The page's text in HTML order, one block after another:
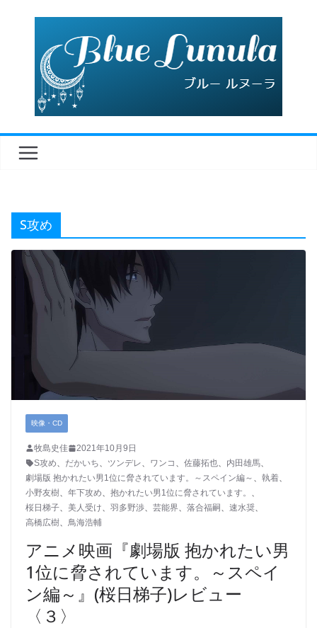
S攻め
映像・CD
牧島史佳
2021年10月9日
S攻め
だかいち ツンデレ ワンコ 佐藤拓也 内田雄馬
劇場版 抱かれたい男1位に脅されています。～スペイン編～
執着
小野友樹
年下攻め 抱かれたい男1位に脅されています。
桜日梯子
美人受け 羽多野渉 芸能界 落合福嗣 速水奨
高橋広樹
鳥海浩輔
アニメ映画『劇場版 抱かれたい男
1位に脅されています。～スペイ
ン編～』(桜日梯子)レビュー
〈３〉